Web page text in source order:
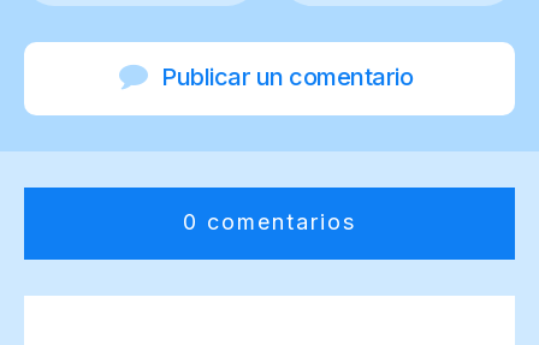
Publicar un comentario
0 comentarios